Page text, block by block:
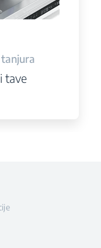
tanjura
tave